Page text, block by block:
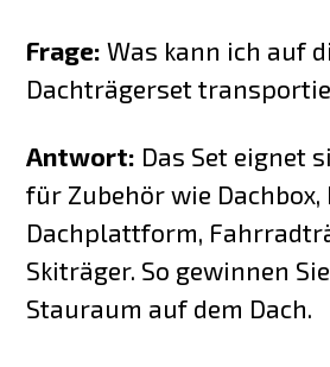
Frage: Was kann ich auf
Dachträgerset
Antwort: Das Set eignet
für Zubehör wie Dachbox,
Dachplattform,
Skiträger. So gewinnen
Stauraum auf dem Dach.